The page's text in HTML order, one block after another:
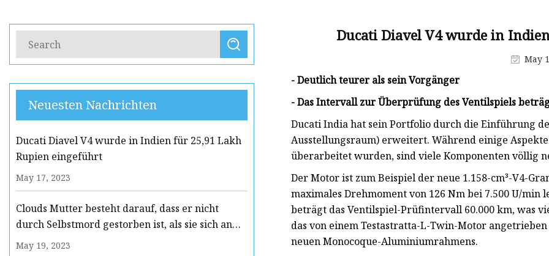
Kraftwerksventil
Absperrschiebergehäuses
Neuesten Nachrichten
Ducati Diavel V4 wurde in Indien für 25,91 Lakh
Rupien eingeführt
May 17, 2023
Clouds Mutter besteht darauf, dass er nicht
durch Selbstmord gestorben ist, als sie sich an
seinen letzten Tag erinnert
May 19, 2023
Ducati Diavel V4 wurde in
May
- Deutlich teurer als sein Vorgänger
- Das Intervall zur Überprüfung des Ventilspiels
Ducati India hat sein Portfolio durch die Einführung
Ausstellungsraum) erweitert. Während einige
überarbeitet wurden, sind viele Komponenten völlig
Der Motor ist zum Beispiel der neue 1.158-cm³-V4-
maximales Drehmoment von 126 Nm bei 7.500 U/
beträgt das Ventilspiel-Prüfintervall 60.000 km, was
das von einem Testastratta-L-Twin-Motor
neuen Monocoque-Aluminiumrahmens.